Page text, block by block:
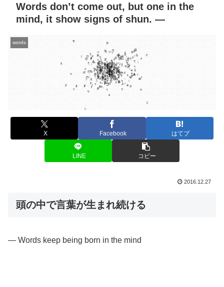
Words don’t come out, but one in the
mind, it show signs of shun. —
words
X Facebook はてブ
LINE コピー
2016.12.27
頭の中で言葉が生まれ続ける
— Words keep being born in the mind